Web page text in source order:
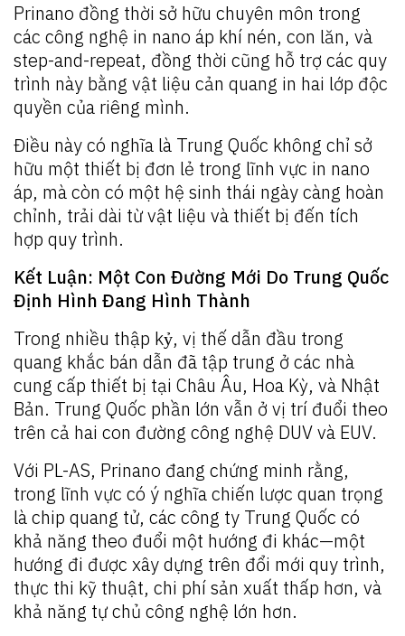
Prinano đồng thời sở hữu chuyên môn trong
các công nghệ in nano áp khí nén, con lăn, và
step-and-repeat, đồng thời cũng hỗ trợ các quy
trình này bằng vật liệu cản quang in hai lớp độc
quyền của riêng mình.
Điều này có nghĩa là Trung Quốc không chỉ sở
hữu một thiết bị đơn lẻ trong lĩnh vực in nano
áp, mà còn có một hệ sinh thái ngày càng hoàn
chỉnh, trải dài từ vật liệu và thiết bị đến tích
hợp quy trình.
Kết Luận: Một Con Đường Mới Do Trung Quốc
Định Hình Đang Hình Thành
Trong nhiều thập kỷ, vị thế dẫn đầu trong
quang khắc bán dẫn đã tập trung ở các nhà
cung cấp thiết bị tại Châu Âu, Hoa Kỳ, và Nhật
Bản. Trung Quốc phần lớn vẫn ở vị trí đuổi theo
trên cả hai con đường công nghệ DUV và EUV.
Với PL-AS, Prinano đang chứng minh rằng,
trong lĩnh vực có ý nghĩa chiến lược quan trọng
là chip quang tử, các công ty Trung Quốc có
khả năng theo đuổi một hướng đi khác—một
hướng đi được xây dựng trên đổi mới quy trình,
thực thi kỹ thuật, chi phí sản xuất thấp hơn, và
khả năng tự chủ công nghệ lớn hơn.